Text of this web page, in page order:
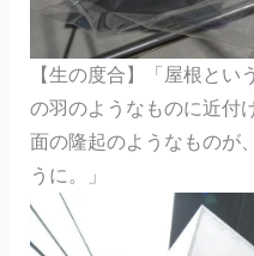
【生の度合】「屋根と
の羽のようなものに近付
面の隆起のようなものが
うに。」